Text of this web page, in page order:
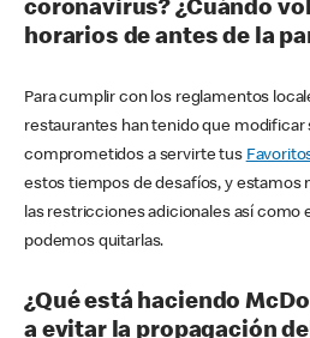
coronavirus? ¿Cuándo
horarios de antes de la
Para cumplir con los reglamentos
restaurantes han tenido que modificar
comprometidos a servirte tus
estos tiempos de desafíos, y estamos
las restricciones adicionales así como
podemos quitarlas.
¿Qué está haciendo
a evitar la propagación